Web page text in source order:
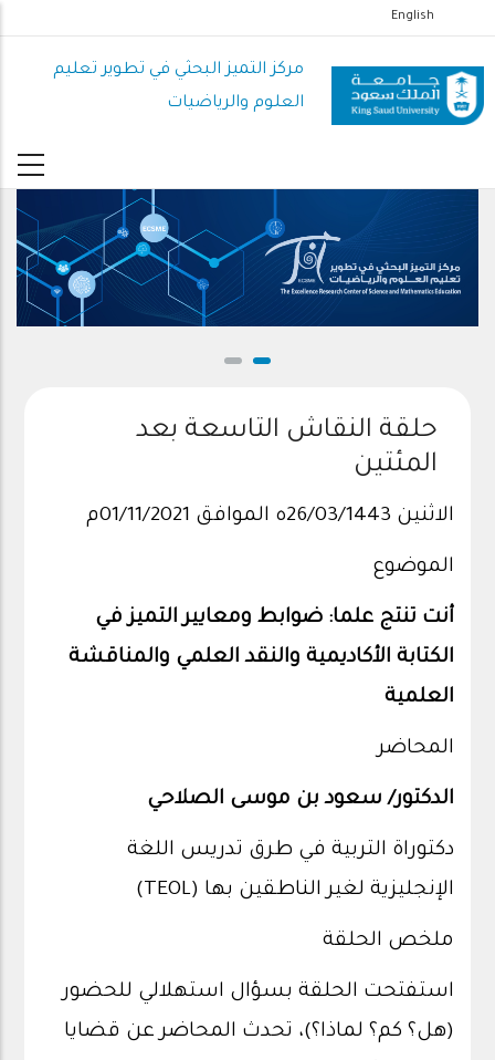
إلى
المحتوى
الرئيسي
English
مركز التميز البحثي في تطوير تعليم
العلوم والرياضيات
حلقة النقاش التاسعة بعد
المئتين
الاثنين 26/03/1443ه الموافق 01/11/2021م
الموضوع
أنت تنتج علما: ضوابط ومعايير التميز في
الكتابة الأكاديمية والنقد العلمي والمناقشة
العلمية
المحاضر
الدكتور/ سعود بن موسى الصلاحي
دكتوراة التربية في طرق تدريس اللغة
الإنجليزية لغير الناطقين بها (TEOL)
ملخص الحلقة
استفتحت الحلقة بسؤال استهلالي للحضور
(هل؟ كم؟ لماذا؟)، تحدث المحاضر عن قضايا